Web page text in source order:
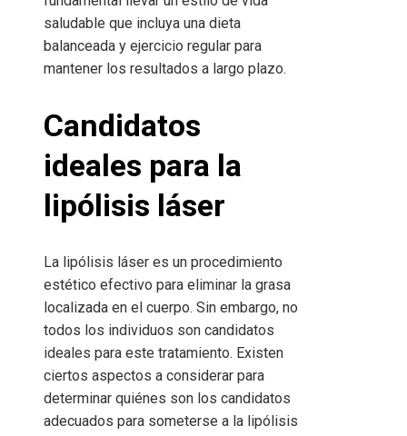
saludable que incluya una dieta
balanceada y ejercicio regular para
mantener los resultados a largo plazo.
Candidatos
ideales para la
lipólisis láser
La lipólisis láser es un procedimiento
estético efectivo para eliminar la grasa
localizada en el cuerpo. Sin embargo, no
todos los individuos son candidatos
ideales para este tratamiento. Existen
ciertos aspectos a considerar para
determinar quiénes son los candidatos
adecuados para someterse a la lipólisis